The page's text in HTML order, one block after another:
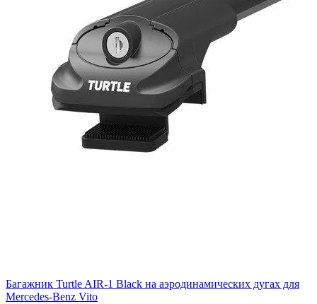
Багажник Turtle AIR-1 Black на аэродинамических дугах для
Mercedes-Benz Vito